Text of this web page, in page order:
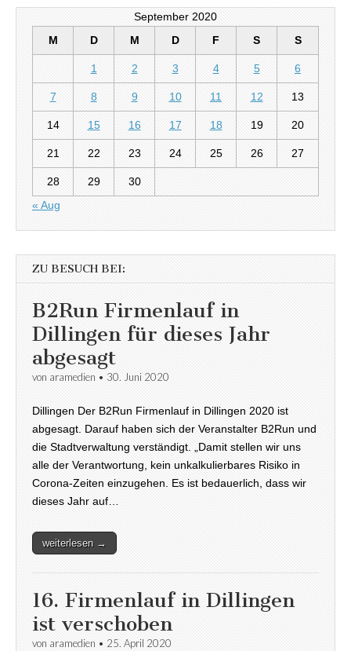
September 2020
M
D M D F S S
1 2 3 4 5 6
7 8 9 10 11 12 13
14 15 16 17 18 19 20
21 22 23 24 25 26 27
28 29
30
« Aug
ZU BESUCH BEI:
B2Run Firmenlauf in
Dillingen für dieses Jahr
abgesagt
von aramedien • 30. Juni 2020
Dillingen Der B2Run Firmenlauf in Dillingen 2020 ist
abgesagt. Darauf haben sich der Veranstalter B2Run und
die Stadtverwaltung verständigt. „Damit stellen wir uns
alle der Verantwortung, kein unkalkulierbares Risiko in
Corona-Zeiten einzugehen. Es ist bedauerlich, dass wir
dieses Jahr auf…
weiterlesen →
16. Firmenlauf in Dillingen
ist verschoben
von aramedien • 25. April 2020